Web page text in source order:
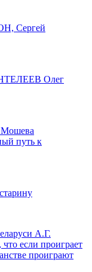
Сергей
Олег
Мошева
путь к
А.Г.
если проиграет
проиграют